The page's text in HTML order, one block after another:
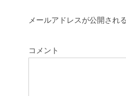
メールアドレスが公開され
コメント